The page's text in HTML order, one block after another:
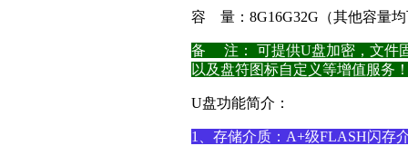
容 量：8G16G32G（其他容量
备 注： 可提供U盘加密，文件
以及盘符图标自定义等增值服务
U盘功能简介：
1、存储介质：A+级FLASH闪存